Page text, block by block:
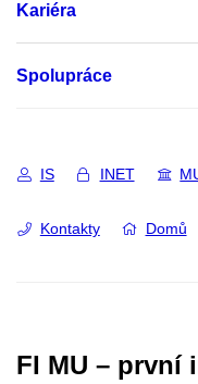
Kariéra
Spolupráce
IS INET
Kontakty Domů
FI MU – první